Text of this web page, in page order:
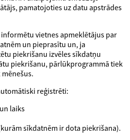
pamatojoties uz datu apstrādes
vietnes apmeklētājus par
un pieprasītu un, ja
piekrišanu izvēles sīkdatņu
piekrišanu, pārlūkprogrammā tiek
reģistrēti:
laiks
sīkdatnēm ir dota piekrišana).